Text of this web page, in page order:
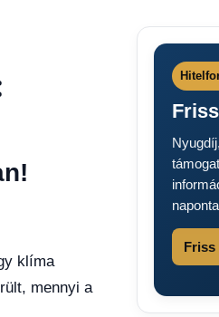
klíma
mennyi a
Friss